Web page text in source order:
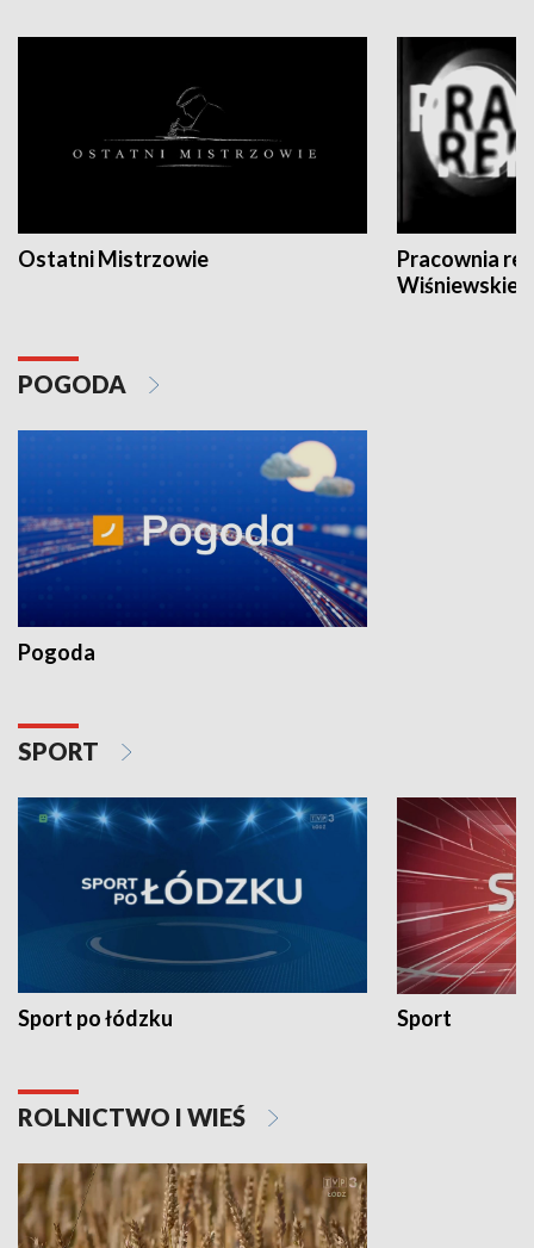
Ostatni Mistrzowie
Pracownia
POGODA
Pogoda
SPORT
Sport po łódzku Sport
ROLNICTWO I WIEŚ